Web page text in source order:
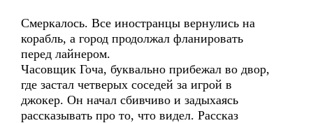
Смеркалось. Все иностранцы вернулись на
корабль, а город продолжал фланировать
перед лайнером.
Часовщик Гоча, буквально прибежал во двор,
где застал четверых соседей за игрой в
джокер. Он начал сбивчиво и задыхаясь
рассказывать про то, что видел. Рассказ